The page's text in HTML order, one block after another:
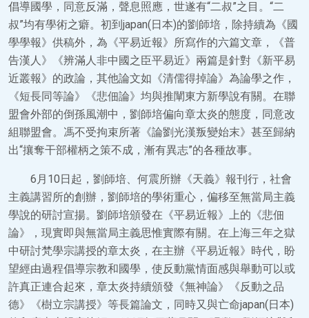
倡導國學，同意反滿，聲息照應，世遂有“二叔”之目。“二
叔”均有學術之癖。初到japan(日本)的劉師培，除持續為《國
學學報》供稿外，為《平易近報》所寫作的六篇文章，《普
告漢人》《辨滿人非中國之臣平易近》兩篇是針對《新平易
近叢報》的政論，其他論文如《清儒得掉論》為論學之作，
《短長同等論》《悲佃論》均與推闡東方新學說有關。在聯
盟會外部的倒孫風潮中，劉師培偏向章太炎的態度，同意改
組聯盟會。馮不受拘束所著《論劉光漢叛變始末》甚至歸納
出“攘奪干部權柄之策不成，漸有異志”的各種故事。
6月10日起，劉師培、何震所辦《天義》報刊行，社會
主義講習所的創辦，劉師培的學術重心，偏移至無當局主義
學說的研討宣揚。劉師培頒發在《平易近報》上的《悲佃
論》，現實即與無當局主義思惟實際有關。在上海三年之獄
中研討梵學宗講授的章太炎，在主辦《平易近報》時代，盼
望經由過程倡導宗教和國學，使反動黨情面感與舉動可以或
許真正連合起來，章太炎持續頒發《無神論》《反動之品
德》《樹立宗講授》等長篇論文，同時又與亡命japan(日本)